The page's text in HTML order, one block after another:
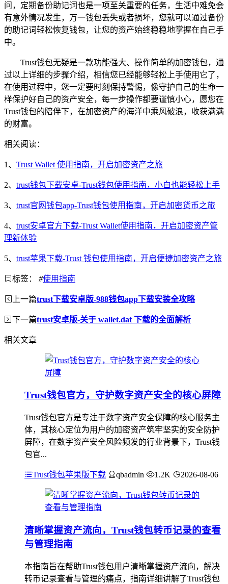
问，定期备份助记词也是一项至关重要的任务，生活中难免会
有意外情况发生，万一钱包丢失或者损坏，您就可以通过备份
的助记词轻松恢复钱包，让您的资产始终稳稳地掌握在自己手
中。
Trust钱包无疑是一款功能强大、操作简单的加密钱包，通
过以上详细的步骤介绍，相信您已经能够轻松上手使用它了，
在使用过程中，您一定要时刻保持警惕，像守护自己的生命一
样保护好自己的资产安全，每一步操作都要谨慎小心，愿您在
Trust钱包的陪伴下，在加密资产的海洋中乘风破浪，收获满满
的财富。
相关阅读：
1、 Trust Wallet 使用指南，开启加密资产之旅
2、 trust钱包下载安卓-Trust钱包使用指南，小白也能轻松上手
3、 trust官网钱包app-Trust钱包使用指南，开启加密货币之旅
4、 trust安卓官方下载-Trust Wallet使用指南，开启加密资产管
理新体验
5、 trust苹果下载-Trust 钱包使用指南，开启便捷加密资产之旅
标签： #使用指南
上一篇trust下载安卓版-988钱包app下载安装全攻略
下一篇trust安卓版-关于 wallet.dat 下载的全面解析
相关文章
Trust钱包官方，守护数字资产安全的核心屏障
Trust钱包官方是专注于数字资产安全保障的核心服务主
体，其核心定位为用户的加密资产筑牢坚实的安全防护
屏障，在数字资产安全风险频发的行业背景下，Trust钱
包官...
Trust钱包苹果版下载 qbadmin 1.2K 2026-08-06
清晰掌握资产流向，Trust钱包转币记录的查看
与管理指南
本指南旨在帮助Trust钱包用户清晰掌握资产流向，解决
转币记录查看与管理的痛点，指南详细讲解了Trust钱包